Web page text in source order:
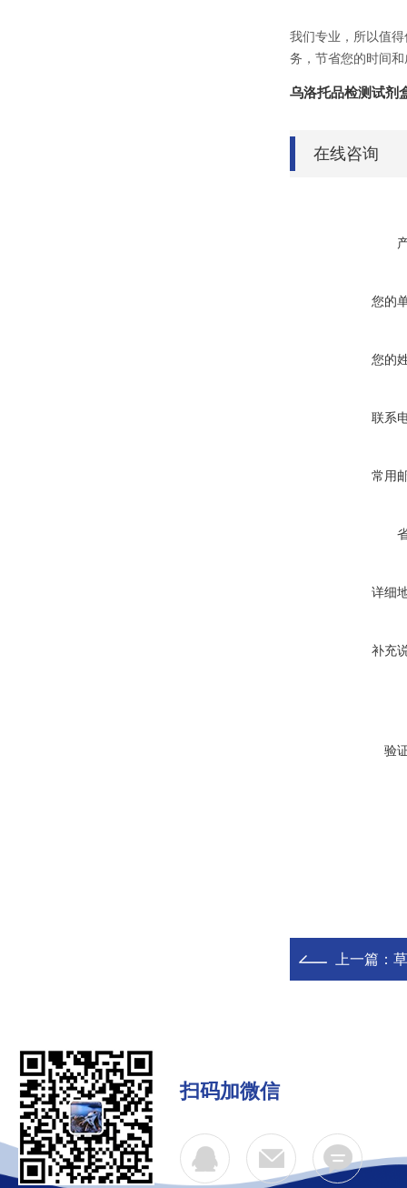
我们专业，所以值
务，节省您的时间
乌洛托品检测试剂
在线咨询
您的
您的
联系
常用
详细
补充
验
上一篇：
扫码加微信